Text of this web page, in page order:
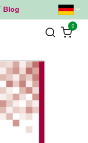
Blog
0